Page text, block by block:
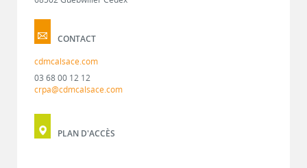
CONTACT
cdmcalsace.com
03 68 00 12 12
crpa@cdmcalsace.com
PLAN D'ACCÈS